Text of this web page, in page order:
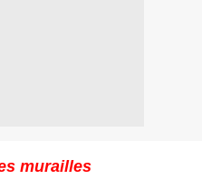
murailles